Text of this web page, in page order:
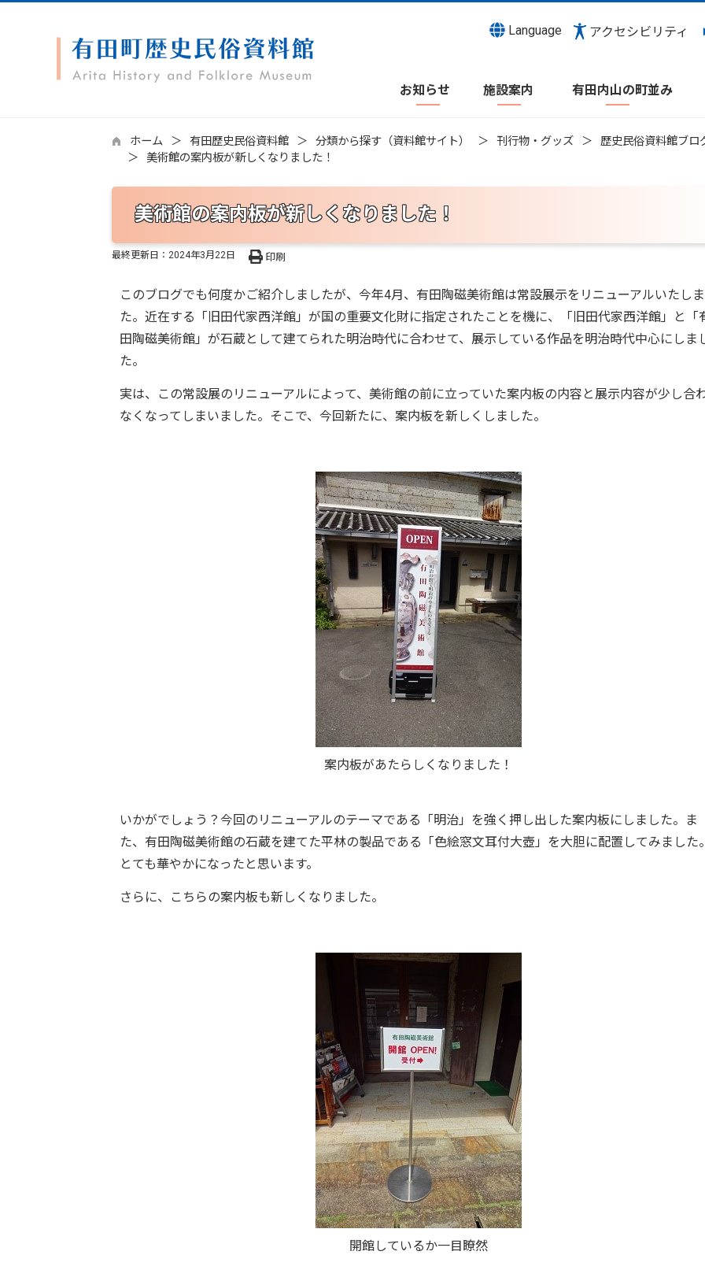
Language アクセシビリティ
お知らせ 施設案内 有田内山の町並み
ホーム 有田歴史民俗資料館 分類から探す（資料館サイト） 刊行物・グッズ
歴史民俗資料館ブロ
美術館の案内板が新しくなりました！
美術館の案内板が新しくなりました！
最終更新日： 2024年3月22日 印刷
このブログでも何度かご紹介しましたが、今年4月、有田陶磁美術館は常設展示をリニューアルいたし
た。近在する「旧田代家西洋館」が国の重要文化財に指定されたことを機に、「旧田代家西洋館」と「
田陶磁美術館」が石蔵として建てられた明治時代に合わせて、展示している作品を明治時代中心にしま
た。
実は、この常設展のリニューアルによって、美術館の前に立っていた案内板の内容と展示内容が少し合
なくなってしまいました。そこで、今回新たに、案内板を新しくしました。
案内板があたらしくなりました！
いかがでしょう？今回のリニューアルのテーマである「明治」を強く押し出した案内板にしました。ま
た、有田陶磁美術館の石蔵を建てた平林の製品である「色絵窓文耳付大壺」を大胆に配置してみました
とても華やかになったと思います。
さらに、こちらの案内板も新しくなりました。
開館しているか一目瞭然